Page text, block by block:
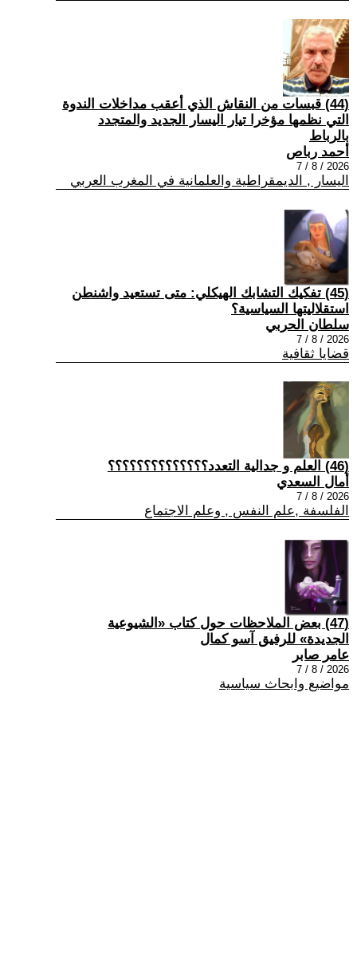
(44) قبسات من النقاش الذي أعقب مداخلات الندوة
التي نظمها مؤخرا تيار اليسار الجديد والمتجدد
بالرباط
أحمد رباص
2026 / 8 / 7
اليسار , الديمقراطية والعلمانية في المغرب العربي
(45) تفكيك التشابك الهيكلي: متى تستعيد واشنطن
استقلاليتها السياسية؟
سلطان الحربي
2026 / 8 / 7
قضايا ثقافية
(46) العلم و جدالية التعدد؟؟؟؟؟؟؟؟؟؟؟؟؟؟
أمال السعدي
2026 / 8 / 7
الفلسفة ,علم النفس , وعلم الاجتماع
(47) بعض الملاحظات حول كتاب «الشيوعية
الجديدة» للرفيق آسو كمال
عامر صابر
2026 / 8 / 7
مواضيع وابحاث سياسية